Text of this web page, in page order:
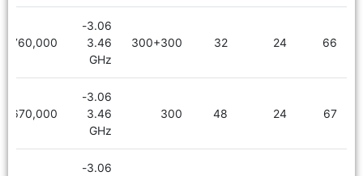
66
24
32
300+300
3.06-
3.46
GHz
2,760,000
67
24
48
300
3.06-
3.46
GHz
2,670,000
3.06-